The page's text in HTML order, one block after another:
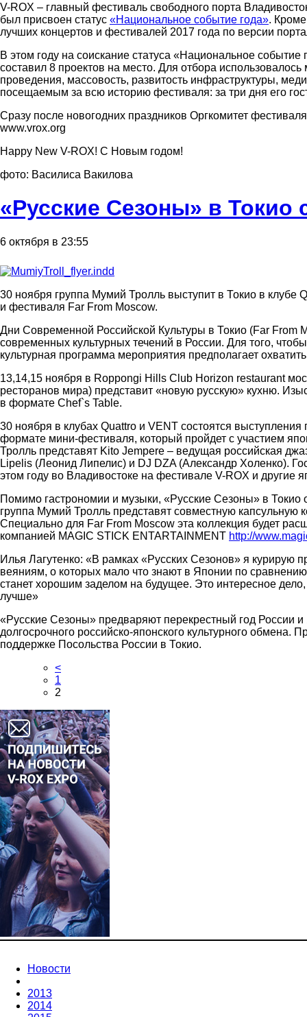
V-ROX – главный фестиваль свободного порта
был присвоен статус «Национальное событие года».
лучших концертов и фестивалей 2017 года по версии
В этом году на соискание статуса «Национальное
составил 8 проектов на место. Для отбора
проведения, массовость, развитость инфраструктуры,
посещаемым за всю историю фестиваля: за три дня его
Сразу после новогодних праздников Оргкомитет
www.vrox.org
Happy New V-ROX! С Новым годом!
фото: Василиса Вакилова
«Русские Сезоны» в
6 октября в 23:55
30 ноября группа Мумий Тролль выступит в Токио в клубе
и фестиваля Far From Moscow.
Дни Современной Российской Культуры в Токио (Far From
современных культурных течений в России. Для того,
культурная программа мероприятия предполагает
13,14,15 ноября в Roppongi Hills Club Horizon restaurant
ресторанов мира) представит «новую русскую» кухню.
в формате Сhef`s Table.
30 ноября в клубах Quattro и VENT состоятся
формате мини-фестиваля, который пройдет с участием
Тролль представят Kito Jempere – ведущая российская
Lipelis (Леонид Липелис) и DJ DZA (Александр Холенко).
этом году во Владивостоке на фестивале V-ROX и другие
Помимо гастрономии и музыки, «Русские Сезоны» в
группа Мумий Тролль представят совместную
Специально для Far From Moscow эта коллекция будет
компанией MAGIC STICK ENTARTAINMENT http://
Илья Лагутенко: «В рамках «Русских Сезонов» я
веяниям, о которых мало что знают в Японии по
станет хорошим заделом на будущее. Это интересное
лучше»
«Русские Сезоны» предваряют перекрестный год России
долгосрочного российско-японского культурного
поддержке Посольства России в Токио.
<
1
2
Новости
2013
2014